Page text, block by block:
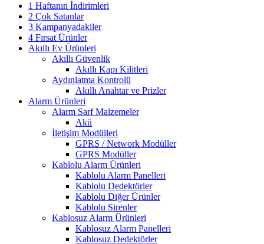
1 Haftanın İndirimleri
2 Çok Satanlar
3 Kampanyadakiler
4 Fırsat Ürünler
Akıllı Ev Ürünleri
Akıllı Güvenlik
Akıllı Kapı Kilitleri
Aydınlatma Kontrolü
Akıllı Anahtar ve Prizler
Alarm Ürünleri
Alarm Sarf Malzemeler
Akü
İletişim Modülleri
GPRS / Network Modüller
GPRS Modüller
Kablolu Alarm Ürünleri
Kablolu Alarm Panelleri
Kablolu Dedektörler
Kablolu Diğer Ürünler
Kablolu Sirenler
Kablosuz Alarm Ürünleri
Kablosuz Alarm Panelleri
Kablosuz Dedektörler